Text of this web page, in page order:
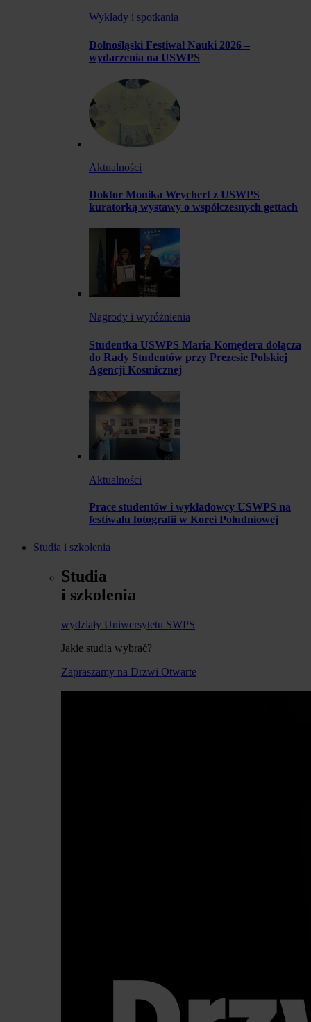
Wykłady i spotkania
Dolnośląski Festiwal Nauki 2026 –
wydarzenia na USWPS
Aktualności
Doktor Monika Weychert z USWPS
kuratorką wystawy o współczesnych gettach
Nagrody i wyróżnienia
Studentka USWPS Maria Komędera dołącza
do Rady Studentów przy Prezesie Polskiej
Agencji Kosmicznej
Aktualności
Prace studentów i wykładowcy USWPS na
festiwalu fotografii w Korei Południowej
Studia i szkolenia
Studia
i szkolenia
wydziały Uniwersytetu SWPS
Jakie studia wybrać?
Zapraszamy na Drzwi Otwarte